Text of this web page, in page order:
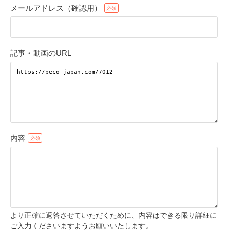
メールアドレス（確認用）
記事・動画のURL
内容
より正確に返答させていただくために、内容はできる限り詳細に
ご入力くださいますようお願いいたします。
アプリで開く